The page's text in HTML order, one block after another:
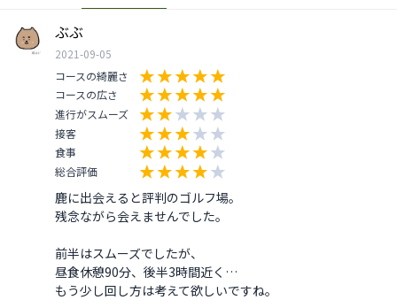
ぶぶ
2021-09-05
コースの綺麗さ
コースの広さ
進行がスムーズ
接客
食事
総合評価
鹿に出会えると評判のゴルフ場。
残念ながら会えませんでした。
前半はスムーズでしたが、
昼食休憩90分、後半3時間近く…
もう少し回し方は考えて欲しいですね。